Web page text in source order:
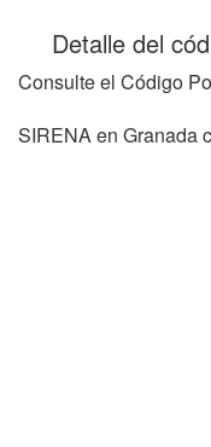
Detalle del
Consulte el Código
SIRENA en Granada